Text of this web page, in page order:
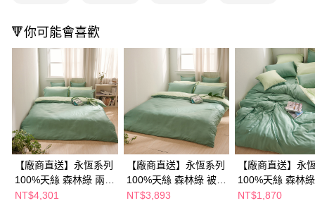
※ 交易是否成功請以「AFTEE先享後付 」之結帳頁面顯示為準，若有關於
https://netprotections.freshdesk.com/support/home
【注意事項】
１．透過由恩沛科技股份有限公司提供之「AFTEE先享後付」服務完成之交
易，需依本服務之必要範圍內提供個人資料，並將交易相關給付款項請求債
權轉讓予恩沛科技股份有限公司。
２．關於個人資料處理事宜，請瀏覽以下網址：
https://aftee.tw/terms/#terms3
３．未成年的使用者請事先徵得法定代理人或監護人之同意方可使用
「AFTEE先享後付」，若未經同意申辦者引起之損失，本公司不負相關責
任。
４．使用「AFTEE先享後付」時，將依據個別帳號之用戶狀況，依本公司即
🔻你可能會喜歡
【廠商直送】永恆系列
100%天絲 森林綠 兩用
被套床包組-特大
NT$4,301
【廠商直送】永恆系列
100%天絲 森林綠 被套
床包組-特大
NT$3,893
【廠商直送】永
100%天絲 森林
套-雙人
NT$1,870